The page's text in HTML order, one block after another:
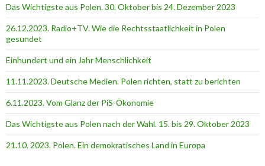
Das Wichtigste aus Polen. 30. Oktober bis 24. Dezember 2023
26.12.2023. Radio+TV. Wie die Rechtsstaatlichkeit in Polen
gesundet
Einhundert und ein Jahr Menschlichkeit
11.11.2023. Deutsche Medien. Polen richten, statt zu berichten
6.11.2023. Vom Glanz der PiS-Ӧkonomie
Das Wichtigste aus Polen nach der Wahl. 15. bis 29. Oktober 2023
21.10. 2023. Polen. Ein demokratisches Land in Europa